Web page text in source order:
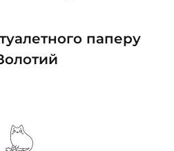
паперу